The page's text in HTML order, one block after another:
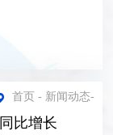
首页 - 新闻动态-
比增长